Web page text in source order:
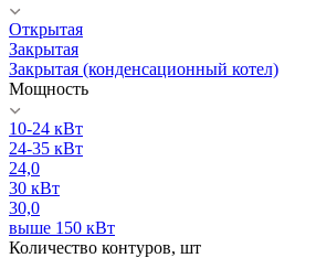
Открытая
Закрытая
Закрытая (конденсационный котел)
Мощность
10-24 кВт
24-35 кВт
24,0
30 кВт
30,0
выше 150 кВт
Количество контуров, шт